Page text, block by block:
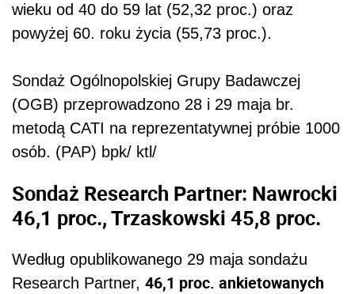
wieku od 40 do 59 lat (52,32 proc.) oraz
powyżej 60. roku życia (55,73 proc.).
Sondaż Ogólnopolskiej Grupy Badawczej
(OGB) przeprowadzono 28 i 29 maja br.
metodą CATI na reprezentatywnej próbie 1000
osób. (PAP) bpk/ ktl/
Sondaż Research Partner: Nawrocki
46,1 proc., Trzaskowski 45,8 proc.
Według opublikowanego 29 maja sondażu
Research Partner, 46,1 proc. ankietowanych